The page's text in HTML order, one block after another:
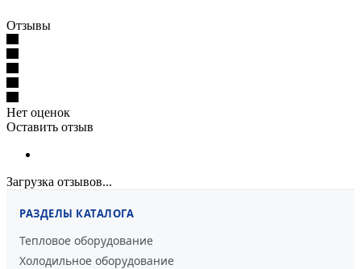
Отзывы
Нет оценок
Оставить отзыв
Загрузка отзывов...
РАЗДЕЛЫ КАТАЛОГА
Тепловое оборудование
Холодильное оборудование